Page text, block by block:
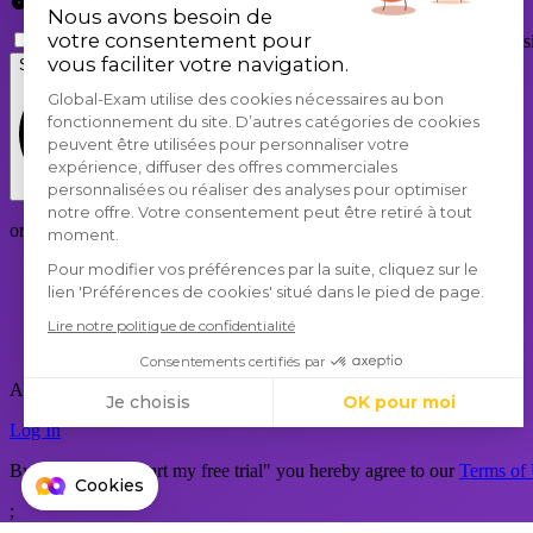
Show
I agree that GlobalExam may contact me with news about the
Start my free trial
or sign up with
Google
Already a member?
Log In
By clicking on "Start my free trial" you hereby agree to ourTerms of
;
Nous avons besoin de
votre consentement pour
vous faciliter votre navigation.
Global-Exam utilise des cookies nécessaires au bon
fonctionnement du site. D’autres catégories de cookies
peuvent être utilisées pour personnaliser votre
expérience, diffuser des offres commerciales
personnalisées ou réaliser des analyses pour optimiser
notre offre. Votre consentement peut être retiré à tout
moment.
Pour modifier vos préférences par la suite, cliquez sur le
lien 'Préférences de cookies' situé dans le pied de page.
Lire notre politique de confidentialité
Consentements certifiés par
Je choisis OK pour moi
Axeptio consent
Plateforme de Gestion du Consentement : Personnalisez
Notre plateforme vous permet d'adapter et de gérer vos
Cookies